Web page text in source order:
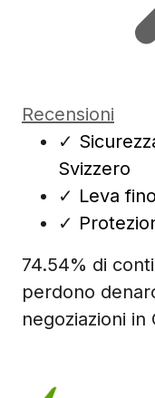
Recensioni
✓
Svizzero
✓ Leva
✓
74.54% di
perdono
negoziazioni